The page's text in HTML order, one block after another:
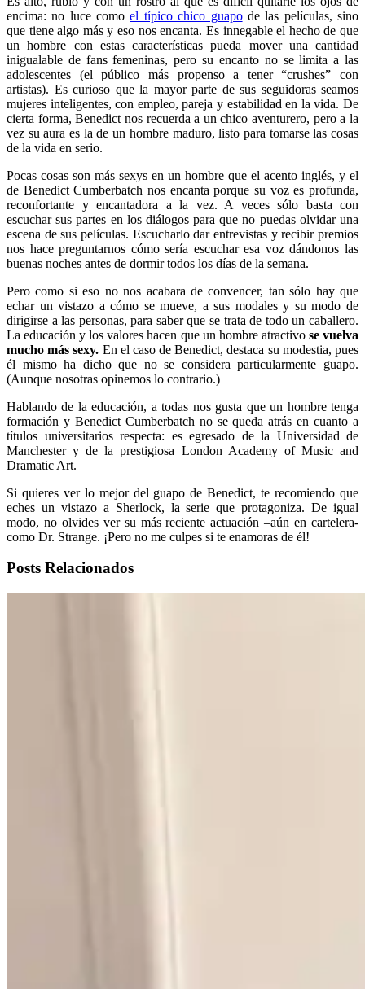
encima: no luce comoel típico chico guapode las películas, sino
que tiene algo más y eso nos encanta. Es innegable el hecho de que
un hombre con estas características pueda mover una cantidad
inigualable de fans femeninas, pero su encanto no se limita a las
adolescentes (el público más propenso a tener “crushes” con
artistas). Es curioso que la mayor parte de sus seguidoras seamos
mujeres inteligentes, con empleo, pareja y estabilidad en la vida. De
cierta forma, Benedict nos recuerda a un chico aventurero, pero a la
vez su aura es la de un hombre maduro, listo para tomarse las cosas
de la vida en serio.
Pocas cosas son más sexys en un hombre que el acento inglés, y el
de Benedict Cumberbatch nos encanta porque su voz es profunda,
reconfortante y encantadora a la vez. A veces sólo basta con
escuchar sus partes en los diálogos para que no puedas olvidar una
escena de sus películas. Escucharlo dar entrevistas y recibir premios
nos hace preguntarnos cómo sería escuchar esa voz dándonos las
buenas noches antes de dormir todos los días de la semana.
Pero como si eso no nos acabara de convencer, tan sólo hay que
echar un vistazo a cómo se mueve, a sus modales y su modo de
dirigirse a las personas, para saber que se trata de todo un caballero.
La educación y los valores hacen que un hombre atractivose vuelva
mucho más sexy. En el caso de Benedict, destaca su modestia, pues
él mismo ha dicho que no se considera particularmente guapo.
(Aunque nosotras opinemos lo contrario.)
Hablando de la educación, a todas nos gusta que un hombre tenga
formación y Benedict Cumberbatch no se queda atrás en cuanto a
títulos universitarios respecta: es egresado de la Universidad de
Manchester y de la prestigiosa London Academy of Music and
Dramatic Art.
Si quieres ver lo mejor del guapo de Benedict, te recomiendo que
eches un vistazo a Sherlock, la serie que protagoniza. De igual
modo, no olvides ver su más reciente actuación –aún en cartelera-
como Dr. Strange. ¡Pero no me culpes si te enamoras de él!
Posts Relacionados